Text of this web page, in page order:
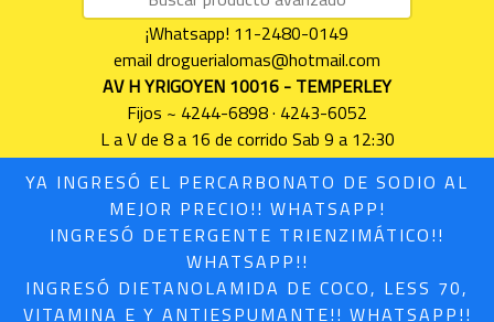
¡Whatsapp! 11-2480-0149
email droguerialomas@hotmail.com
AV H YRIGOYEN 10016 - TEMPERLEY
Fijos ~ 4244-6898 · 4243-6052
L a V de 8 a 16 de corrido Sab 9 a 12:30
YA INGRESÓ EL PERCARBONATO DE SODIO AL
MEJOR PRECIO!! WHATSAPP!
INGRESÓ DETERGENTE TRIENZIMÁTICO!!
WHATSAPP!!
INGRESÓ DIETANOLAMIDA DE COCO, LESS 70,
VITAMINA E Y ANTIESPUMANTE!! WHATSAPP!!